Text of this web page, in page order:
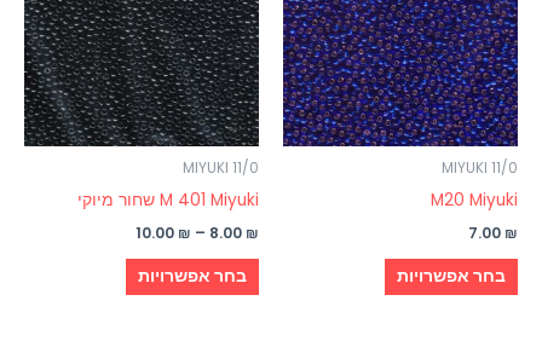
MIYUKI 11/0
M20 Miyuki
7.00 ₪
בחר אפשרויות
מספר
סוגים.
ניתן
לבחור
את
MIYUKI 11/0
M 401 Miyuki שחור מיוקי
8.00 ₪
–
10.00 ₪
בחר אפשרויות
מספר
סוגים.
ניתן
לבחור
את
בעמוד